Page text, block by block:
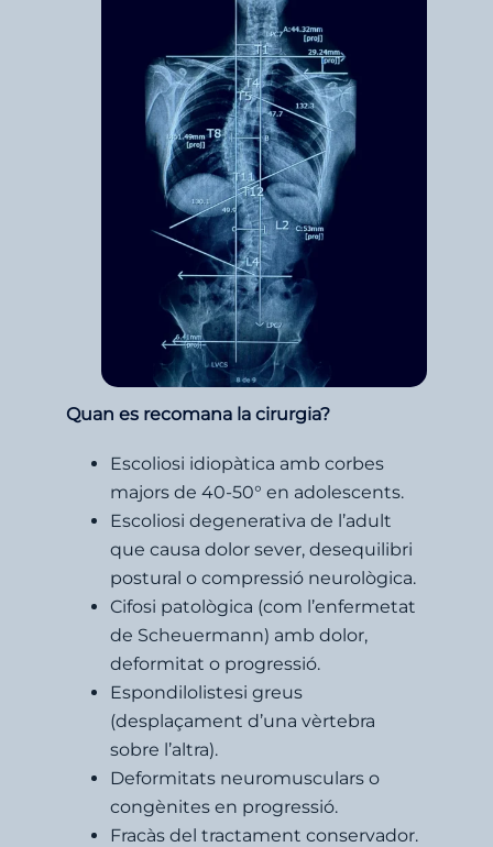
Quan es recomana la cirurgia?
Escoliosi idiopàtica amb corbes
majors de 40-50° en adolescents.
Escoliosi degenerativa de l’adult
que causa dolor sever, desequilibri
postural o compressió neurològica.
Cifosi patològica (com l’enfermetat
de Scheuermann) amb dolor,
deformitat o progressió.
Espondilolistesi greus
(desplaçament d’una vèrtebra
sobre l’altra).
Deformitats neuromusculars o
congènites en progressió.
Fracàs del tractament conservador.